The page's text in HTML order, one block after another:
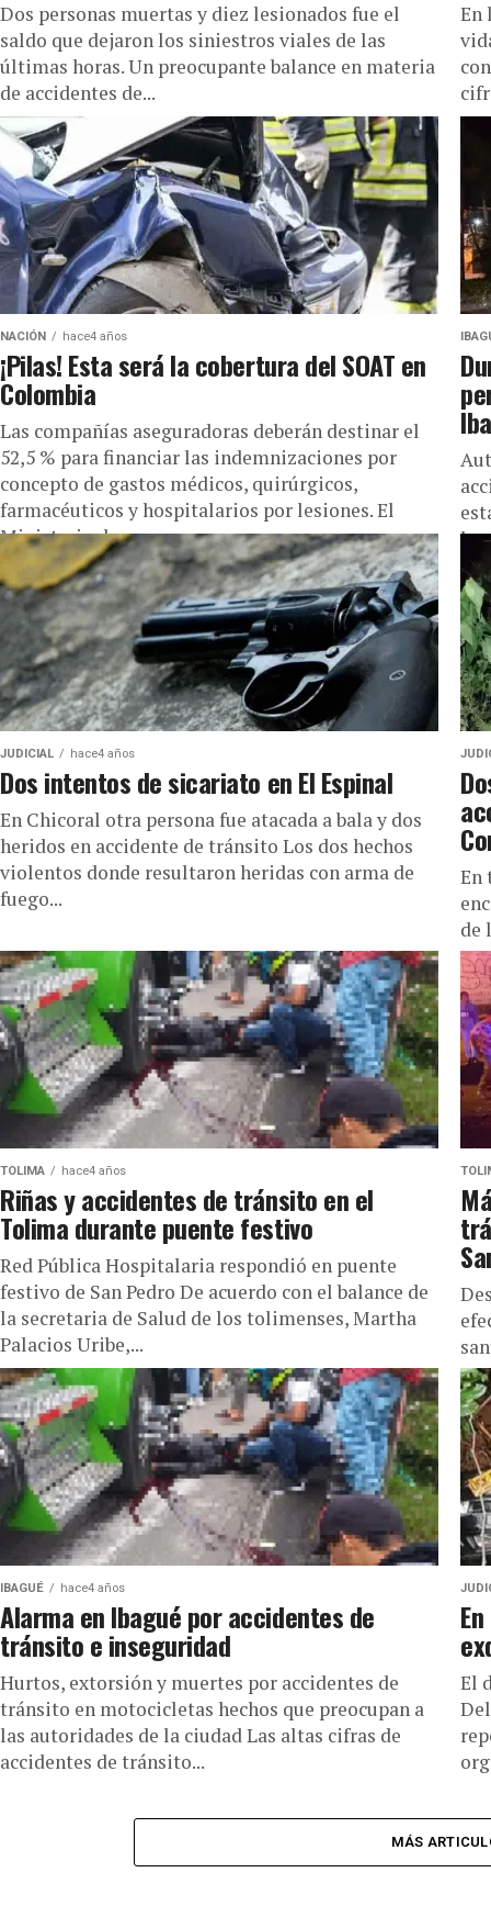
Dos personas muertas y diez lesionados fue el
saldo que dejaron los siniestros viales de las
últimas horas. Un preocupante balance en materia
de accidentes de...
En
NACIÓN hace4 años
¡Pilas! Esta será la cobertura del SOAT en
Colombia
Las compañías aseguradoras deberán destinar el
52,5 % para financiar las indemnizaciones por
concepto de gastos médicos, quirúrgicos,
farmacéuticos y hospitalarios por lesiones. El
Ministerio de...
JUDICIAL hace4 años
Dos intentos de sicariato en El Espinal
En Chicoral otra persona fue atacada a bala y dos
heridos en accidente de tránsito Los dos hechos
violentos donde resultaron heridas con arma de
fuego...
En
de
TOLIMA hace4 años
Riñas y accidentes de tránsito en el
Tolima durante puente festivo
Red Pública Hospitalaria respondió en puente
festivo de San Pedro De acuerdo con el balance de
la secretaria de Salud de los tolimenses, Martha
Palacios Uribe,...
IBAGUÉ hace4 años
Alarma en Ibagué por accidentes de
tránsito e inseguridad
Hurtos, extorsión y muertes por accidentes de
tránsito en motocicletas hechos que preocupan a
las autoridades de la ciudad Las altas cifras de
accidentes de tránsito...
El
MÁS